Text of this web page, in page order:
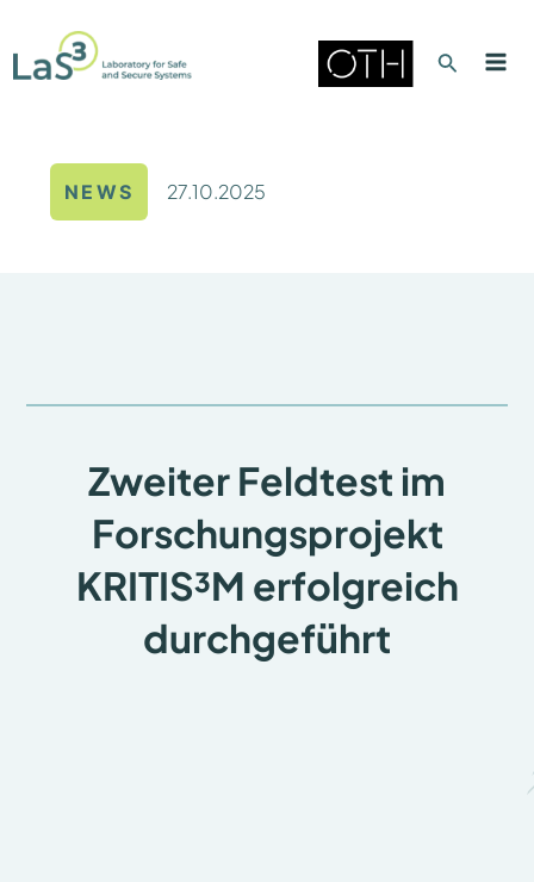
springen
Suche
NEWS 27.10.2025
Zweiter Feldtest im
Forschungsprojekt
KRITIS³M erfolgreich
durchgeführt